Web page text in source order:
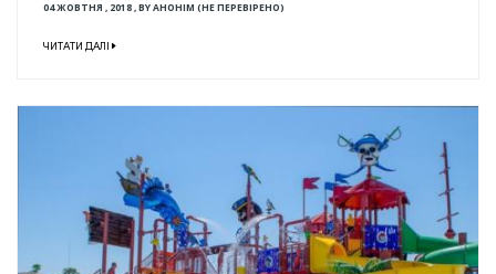
04 ЖОВТНЯ , 2018,BYАНОНІМ (НЕ ПЕРЕВІРЕНО)
ЧИТАТИ ДАЛІ